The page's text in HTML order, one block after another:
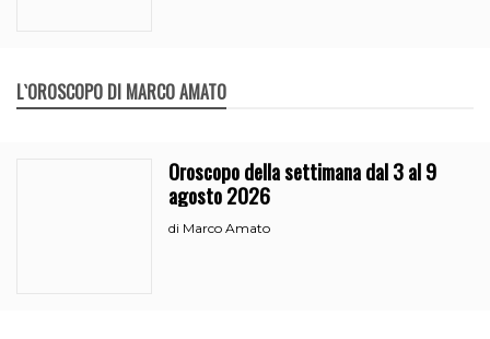
L`OROSCOPO DI MARCO AMATO
Oroscopo della settimana dal 3 al 9
agosto 2026
di Marco Amato